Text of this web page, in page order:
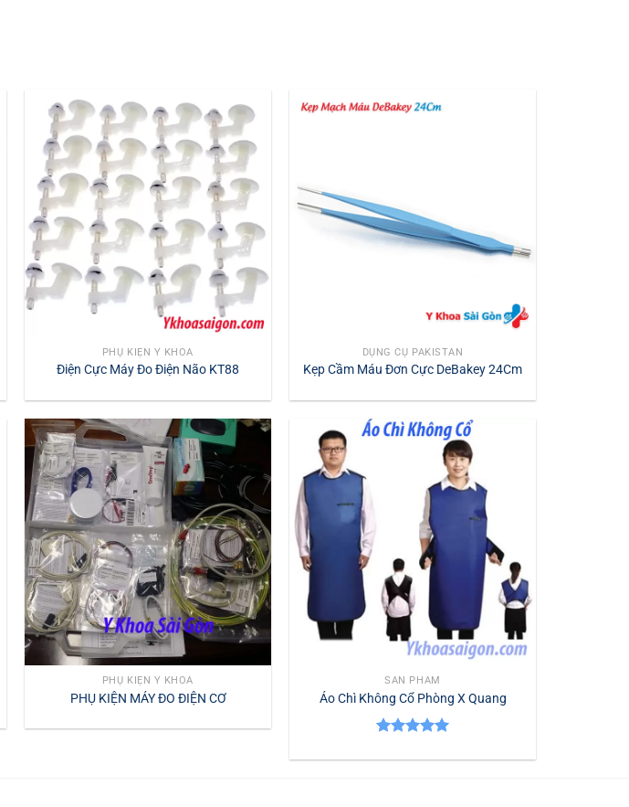
PHỤ KIỆN Y KHOA
Điện Cực Máy Đo Điện Não KT88
DỤNG CỤ PAKISTAN
Kẹp Cầm Máu Đơn Cực DeBakey 24Cm
PHỤ KIỆN Y KHOA
PHỤ KIỆN MÁY ĐO ĐIỆN CƠ
SẢN PHẨM
Áo Chì Không Cổ Phòng X Quang
hạng5.00